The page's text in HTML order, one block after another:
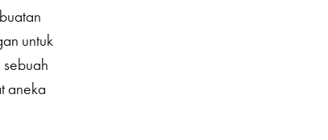
untuk
aneka